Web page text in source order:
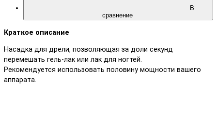
В
сравнение
Краткое описание
Насадка для дрели, позволяющая за доли секунд
перемешать гель-лак или лак для ногтей.
Рекомендуется использовать половину мощности вашего
аппарата.